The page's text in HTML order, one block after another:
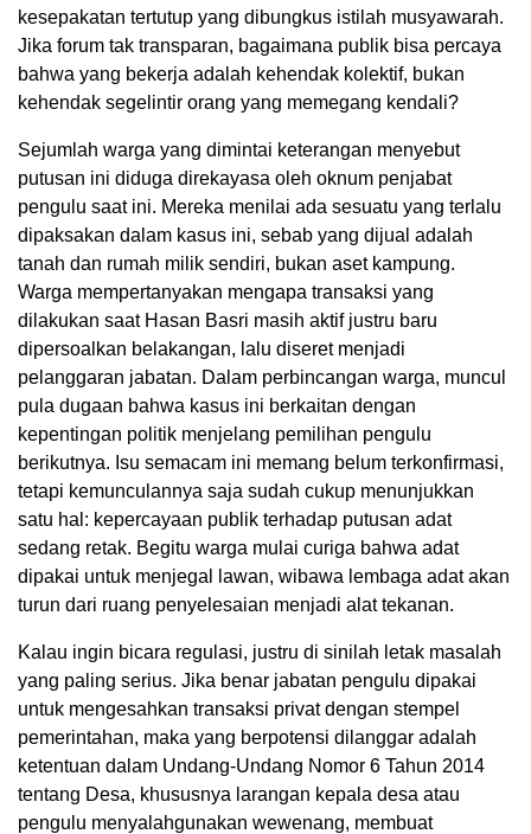
kesepakatan tertutup yang dibungkus istilah musyawarah.
Jika forum tak transparan, bagaimana publik bisa percaya
bahwa yang bekerja adalah kehendak kolektif, bukan
kehendak segelintir orang yang memegang kendali?
Sejumlah warga yang dimintai keterangan menyebut
putusan ini diduga direkayasa oleh oknum penjabat
pengulu saat ini. Mereka menilai ada sesuatu yang terlalu
dipaksakan dalam kasus ini, sebab yang dijual adalah
tanah dan rumah milik sendiri, bukan aset kampung.
Warga mempertanyakan mengapa transaksi yang
dilakukan saat Hasan Basri masih aktif justru baru
dipersoalkan belakangan, lalu diseret menjadi
pelanggaran jabatan. Dalam perbincangan warga, muncul
pula dugaan bahwa kasus ini berkaitan dengan
kepentingan politik menjelang pemilihan pengulu
berikutnya. Isu semacam ini memang belum terkonfirmasi,
tetapi kemunculannya saja sudah cukup menunjukkan
satu hal: kepercayaan publik terhadap putusan adat
sedang retak. Begitu warga mulai curiga bahwa adat
dipakai untuk menjegal lawan, wibawa lembaga adat akan
turun dari ruang penyelesaian menjadi alat tekanan.
Kalau ingin bicara regulasi, justru di sinilah letak masalah
yang paling serius. Jika benar jabatan pengulu dipakai
untuk mengesahkan transaksi privat dengan stempel
pemerintahan, maka yang berpotensi dilanggar adalah
ketentuan dalam Undang-Undang Nomor 6 Tahun 2014
tentang Desa, khususnya larangan kepala desa atau
pengulu menyalahgunakan wewenang, membuat